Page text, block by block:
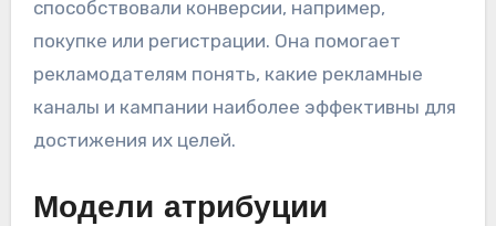
способствовали конверсии, например,
покупке или регистрации. Она помогает
рекламодателям понять, какие рекламные
каналы и кампании наиболее эффективны для
достижения их целей.
Модели атрибуции